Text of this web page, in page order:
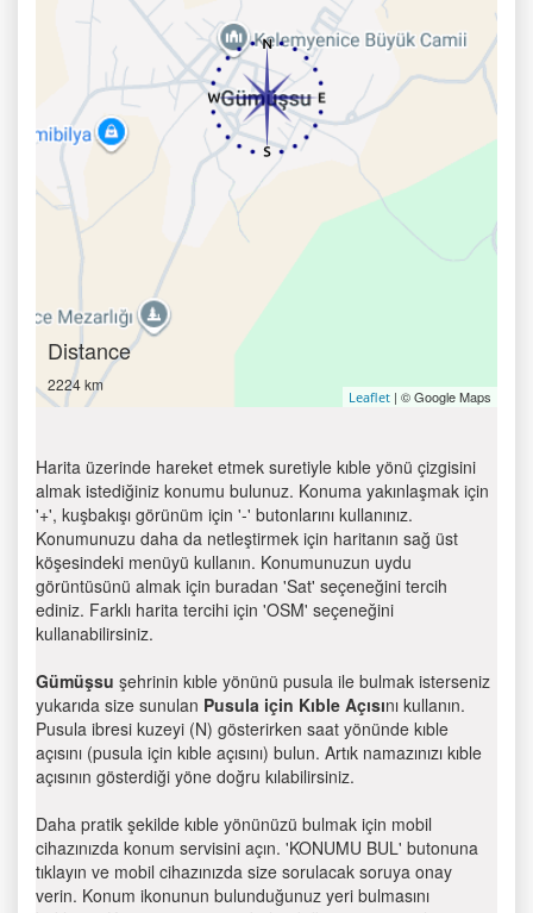
Distance
2224 km
Leaflet | © Google Maps
Harita üzerinde hareket etmek suretiyle kıble yönü çizgisini
almak istediğiniz konumu bulunuz. Konuma yakınlaşmak için
'+', kuşbakışı görünüm için '-' butonlarını kullanınız.
Konumunuzu daha da netleştirmek için haritanın sağ üst
köşesindeki menüyü kullanın. Konumunuzun uydu
görüntüsünü almak için buradan 'Sat' seçeneğini tercih
ediniz. Farklı harita tercihi için 'OSM' seçeneğini
kullanabilirsiniz.
Gümüşsu şehrinin kıble yönünü pusula ile bulmak isterseniz
yukarıda size sunulan Pusula için Kıble Açısını kullanın.
Pusula ibresi kuzeyi (N) gösterirken saat yönünde kıble
açısını (pusula için kıble açısını) bulun. Artık namazınızı kıble
açısının gösterdiği yöne doğru kılabilirsiniz.
Daha pratik şekilde kıble yönünüzü bulmak için mobil
cihazınızda konum servisini açın. 'KONUMU BUL' butonuna
tıklayın ve mobil cihazınızda size sorulacak soruya onay
verin. Konum ikonunun bulunduğunuz yeri bulmasını